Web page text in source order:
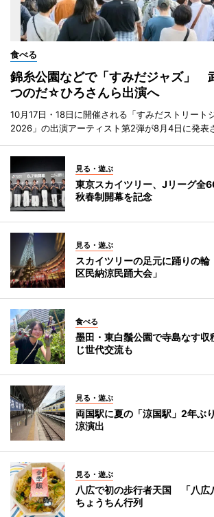
食べる
錦糸公園などで「すみだジャズ」
つのだ☆ひろさんら出演へ
10月17日・18日に開催される「すみだストリート
2026」の出演アーティスト第2弾が8月4日に発表
見る・遊ぶ
東京スカイツリー、Jリーグ全
秋春制開幕を記念
見る・遊ぶ
スカイツリーの足元に踊りの
区民納涼民踊大会」
食べる
墨田・東白鬚公園で寺島なす
じ世代交流も
見る・遊ぶ
両国駅に夏の「涼国駅」2年
涼演出
見る・遊ぶ
八広で初の歩行者天国 「八広
ちょうちん行列